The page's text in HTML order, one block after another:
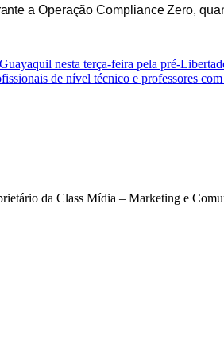
a Operação Compliance Zero,
nesta terça-feira pela pré-
de nível técnico e professores
da Class Mídia – Marketing e